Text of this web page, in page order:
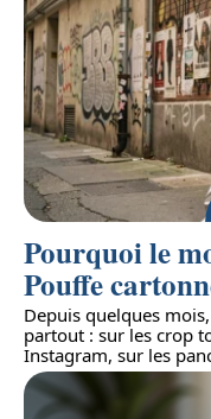
Pourquoi le
Pouffe
Depuis quelques
partout : sur les crop
Instagram, sur les